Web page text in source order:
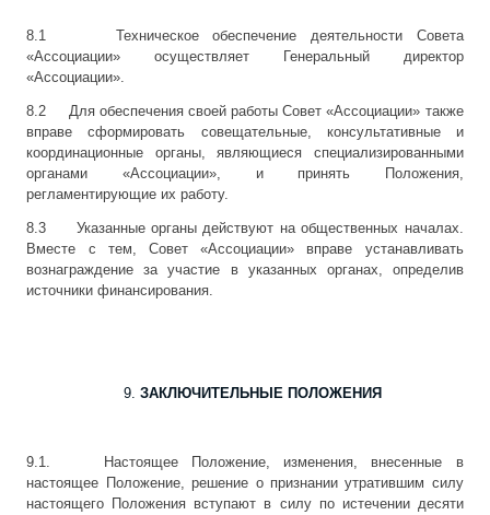
8.1 Техническое обеспечение деятельности Совета
«Ассоциации» осуществляет Генеральный директор
«Ассоциации».
8.2 Для обеспечения своей работы Совет «Ассоциации» также
вправе сформировать совещательные, консультативные и
координационные органы, являющиеся специализированными
органами «Ассоциации», и принять Положения,
регламентирующие их работу.
8.3 Указанные органы действуют на общественных началах.
Вместе с тем, Совет «Ассоциации» вправе устанавливать
вознаграждение за участие в указанных органах, определив
источники финансирования.
ЗАКЛЮЧИТЕЛЬНЫЕ ПОЛОЖЕНИЯ
9.1. Настоящее Положение, изменения, внесенные в
настоящее Положение, решение о признании утратившим силу
настоящего Положения вступают в силу по истечении десяти